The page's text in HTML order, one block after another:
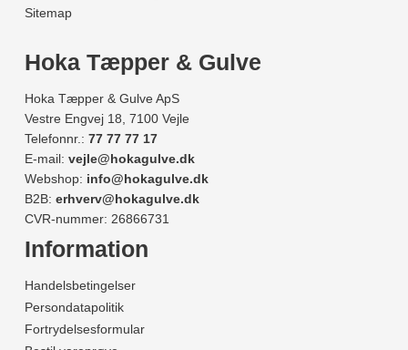
Sitemap
Hoka Tæpper & Gulve
Hoka Tæpper & Gulve ApS
Vestre Engvej 18, 7100 Vejle
Telefonnr.: 77 77 77 17
E-mail: vejle@hokagulve.dk
Webshop: info@hokagulve.dk
B2B: erhverv@hokagulve.dk
CVR-nummer: 26866731
Information
Handelsbetingelser
Persondatapolitik
Fortrydelsesformular